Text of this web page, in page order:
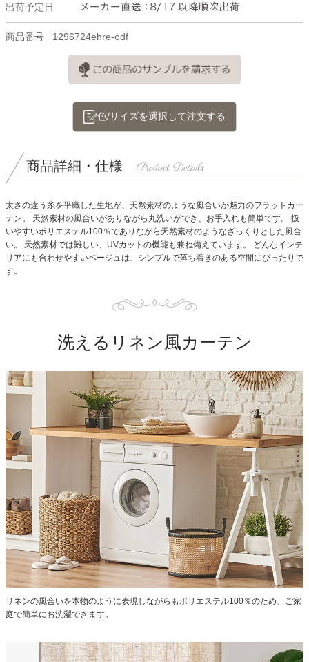
出荷予定日
商品番号 1296724ehre-odf
色/サイズを選択して注文する
商品詳細・仕様
太さの違う糸を平織した生地が、天然素材のような風合いが魅力のフラットカー
テン。
天然素材の風合いがありながら丸洗いができ、お手入れも簡単です。
扱
いやすいポリエステル100％でありながら天然素材のようなざっくりとした風合
い。
天然素材では難しい、UVカットの機能も兼ね備えています。 どんなインテ
リアにも合わせやすいベージュは、シンプルで落ち着きのある空間にぴったりで
す。
洗えるリネン風カーテン
リネンの風合いを本物のように表現しながらもポリエステル100％のため、ご家
庭で簡単にお洗濯できます。